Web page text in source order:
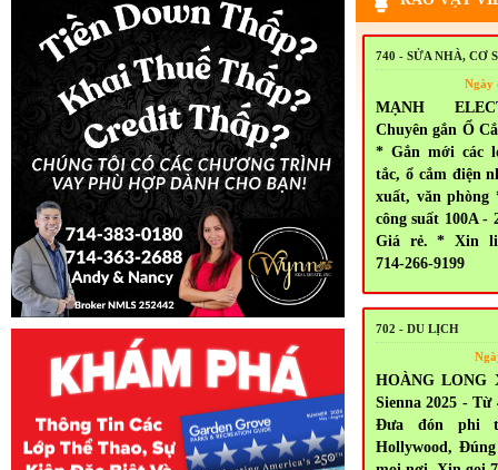
740 - SỬA NHÀ, CƠ
Ngày
MẠNH
Chuyên gắn Ổ
* Gắn mới các
tắc, ổ cắm điện
xuất, văn phòng
công suất 100A -
Giá rẻ. * Xin
714-266-9199
702 - DU LỊCH
HOÀNG LONG
Sienna 2025 -
Đưa đón phi
Hollywood,